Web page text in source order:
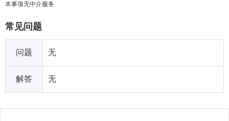
本事项无中介服务
常见问题
问题 无
解答 无